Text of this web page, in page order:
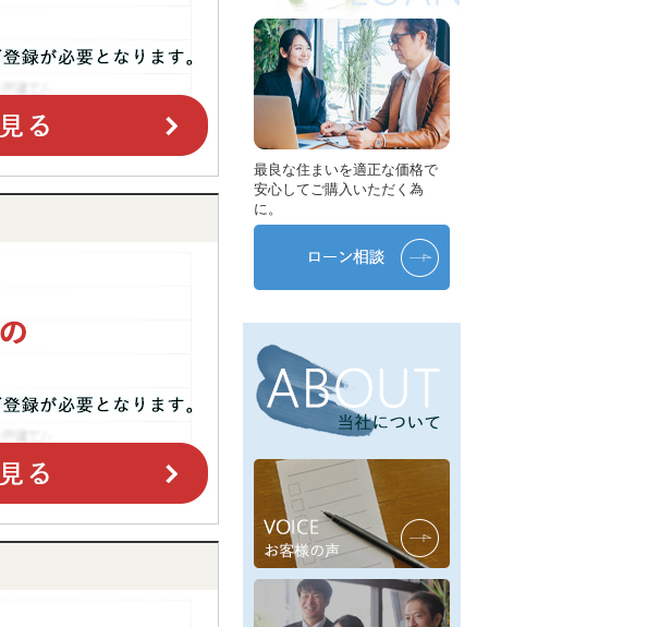
最良な住まいを適正な価格で
安心してご購入いただく為
に。